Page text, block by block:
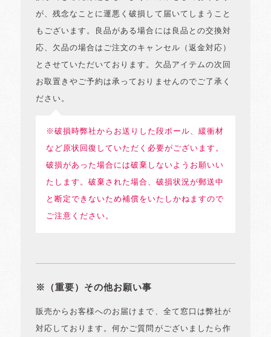
が、残念なことに運悪く破損して届いてしまうこと
もございます。良品がある場合には良品との交換対
応、欠品の場合はご注文のキャンセル（返金対応）
とさせていただいております。欠品アイテムの次回
お取置きやご予約は承っておりませんのでご了承く
ださい。
※破損時弊社からお送りした段ボール、緩衝材
など原状回復していただく必要がございます。
破損があった場合には破棄しないようお願いい
たします。破棄された場合、破損状況が郵送中
と断定できないため補償をいたしかねますので
ご注意ください。
※（重要）その他お願い事
販売からお客様へのお届けまで、全て窓口は弊社が
対応しております。何かご質問がございましたら作